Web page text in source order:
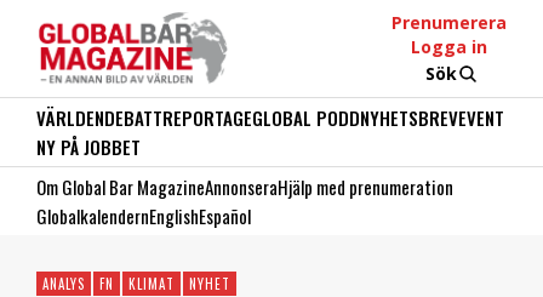
Prenumerera
Logga in
Sök
VÄRLDENDEBATTREPORTAGEGLOBAL PODDNYHETSBREVEVENT
NY PÅ JOBBET
Om Global Bar MagazineAnnonseraHjälp med prenumeration
GlobalkalendernEnglishEspañol
ANALYS FN KLIMAT NYHET